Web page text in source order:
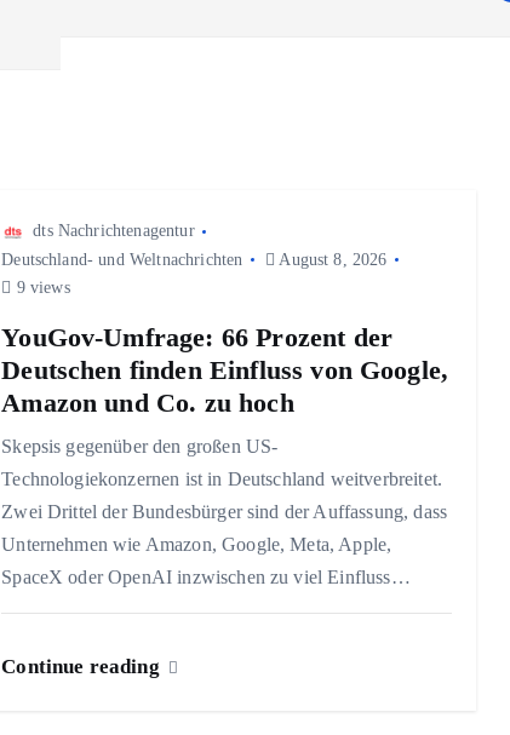
dts Nachrichtenagentur
Deutschland- und Weltnachrichten
August 8, 2026
9 views
YouGov-Umfrage: 66 Prozent der
Deutschen finden Einfluss von Google,
Amazon und Co. zu hoch
Skepsis gegenüber den großen US-
Technologiekonzernen ist in Deutschland weitverbreitet.
Zwei Drittel der Bundesbürger sind der Auffassung, dass
Unternehmen wie Amazon, Google, Meta, Apple,
SpaceX oder OpenAI inzwischen zu viel Einfluss…
Continue reading